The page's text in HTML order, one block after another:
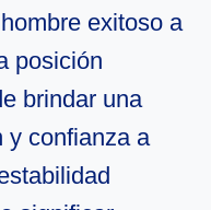
exitoso a
posición
brindar una
y confianza a